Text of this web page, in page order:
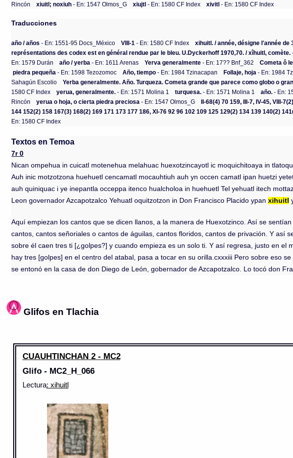
Rincón
xiuitl; noxiuh - En: 1547 Olmos_G xiujtl - En: 1580 CF Index xivitl - En: 1580 CF Index
Traducciones
año / años - En: 1551-95 Docs_México VIII-1 - En: 1580 CF Index
xihuitl. / année, désigne l'année
représentations des codex est en général rendue par le bleu. U.Dyckerhoff 1970,70. / xîhuitl, comète.
En: 1579 Durán
año / yerba - En: 1611 Arenas Yerva generalmente - En: 17?? Bnf_362 Cometa ô
piedra pequeña - En: 1598 Tezozomoc Año, tiempo - En: 1984 Tzinacapan Follaje, hoja - En: 1984
Sahagún Escolio
Yerba generalmente. Año. Turqueza. Cometa grande que parece como globo o
1580 CF Index
yerua, generalmente. - En: 1571 Molina 1 turquesa. - En: 1571 Molina 1 año. - En:
Rincón
yerua o hoja, o cierta piedra preciosa - En: 1547 Olmos_G II-68(4) 70 159, III-7, IV-45, VIII-
144 152(2) 158 167(3) 168(2) 169 171 173 177 186, XI-76 92 96 102 109 125 129(2) 134 139 140(2)
En: 1580 CF Index
Textos en Temoa
7r 0
Nican ompehua in cuicatl motenehua melahuac huexotzincayotl ic moquichitoaya in
Auh inic motzotzona huehuetl cencamatl mocauhtiuh auh yn occen camatl ipan huetzi
auh quiniquac i ye inepantla occeppa itenco hualcholoa in huehuetl Tel yehuatl itech
Leon governador Azcapotzalco Yehuatl oquitzotzon in Don Francisco Placido ypanxihuitl
Aquí empiezan los cantos que se dicen llanos, a la manera de Huexotzinco. Así se
cantos, cantos señoriales o cantos de águilas, cantos floridos, cantos de privación. Y
sobre él caen tres ti [¿golpes?] y cuando empieza es un solo ti. Y así regresa, justo en
hay tres [golpes] en el centro del atabal, pasa a tocar en su orilla.cxxxiii Pero sobre eso
se entonó en la casa de don Diego de León, gobernador de Azcapotzalco. Lo tocó don
Glifos en Tlachia
CUAUHTINCHAN 2 - MC2
Glifo - MC2_H_066
Lectura: xihuitl